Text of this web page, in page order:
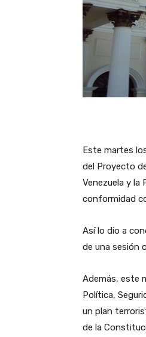
Este martes
del Proyecto
Venezuela y la
conformidad
Así lo dio a
de una sesión
Además, este
Política,
un plan
de la